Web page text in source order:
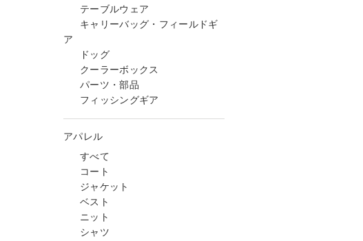
テーブルウェア
キャリーバッグ・フィールドギ
ア
ドッグ
クーラーボックス
パーツ・部品
フィッシングギア
アパレル
すべて
コート
ジャケット
ベスト
ニット
シャツ